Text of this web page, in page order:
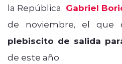
la República, Gabriel
de noviembre, el que
plebiscito de salida
de este año.